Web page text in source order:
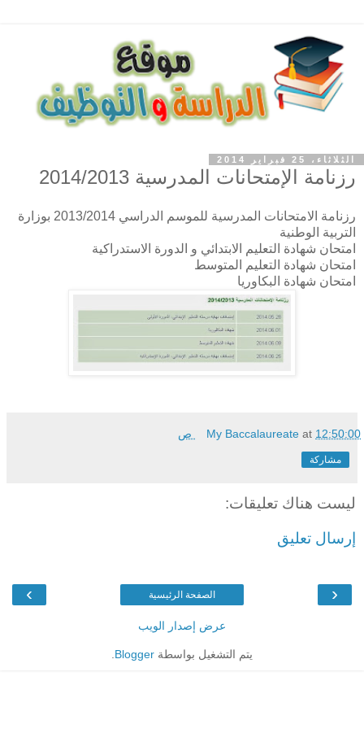
الثلاثاء، 25 فبراير 2014
رزنامة الإمتحانات المدرسية 2014/2013
رزنامة الامتحانات المدرسية للموسم الدراسي 2013/2014 بوزارة
التربية الوطنية
امتحان شهادة التعليم الابتدائي و الدورة الاستدراكية
امتحان شهادة التعليم المتوسط
امتحان شهادة البكاوريا
My Baccalaureateat 12:50:00 ص
مشاركة
ليست هناك تعليقات:
إرسال تعليق
‹
› الصفحة الرئيسية
عرض إصدار الويب
يتم التشغيل بواسطة Blogger